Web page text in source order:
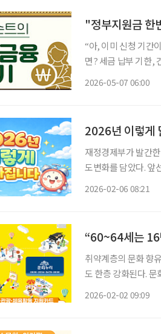
"정부지원금 한
“아, 이미 신청 기간
면? 세금 납부 기한, 건강검진 일정, 각종 지원금 신청 시기까지 챙겨야 할 정보는 점점 늘어나
2026-05-07 06:00
2026년 이렇게
재정경제부가 발간
도변화를 담았다. 앞
2026-02-06 08:21
“60~64세는 16
취약계층의 문화 향
도 한층 강화된다.
2026-02-02 09:09